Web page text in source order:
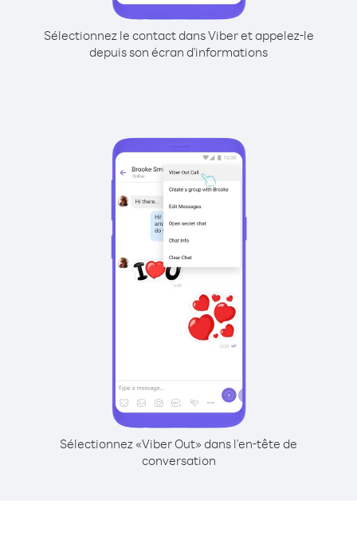
Sélectionnez le contact dans Viber et appelez-le
depuis son écran d'informations
Sélectionnez «Viber Out» dans l'en-tête de
conversation